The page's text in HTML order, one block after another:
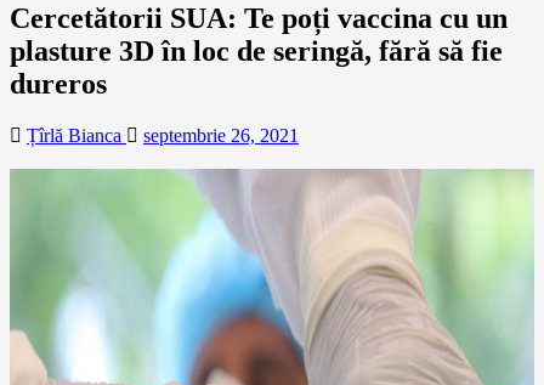
Cercetătorii SUA: Te poți vaccina cu un
plasture 3D în loc de seringă, fără să fie
dureros
Țîrlă Bianca septembrie 26, 2021